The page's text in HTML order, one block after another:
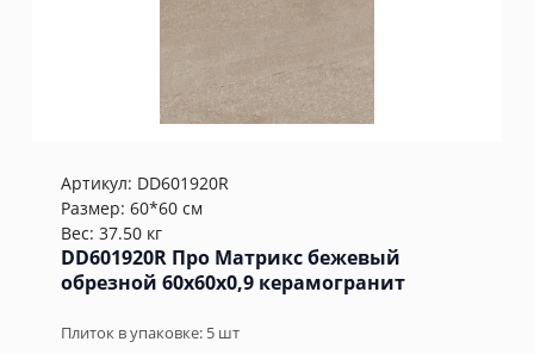
Артикул: DD601920R
Размер: 60*60 см
Вес: 37.50 кг
DD601920R Про Матрикс бежевый
обрезной 60x60x0,9 керамогранит
Плиток в упаковке: 5 шт